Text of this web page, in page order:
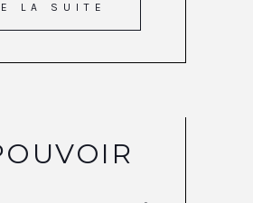
LA SUITE